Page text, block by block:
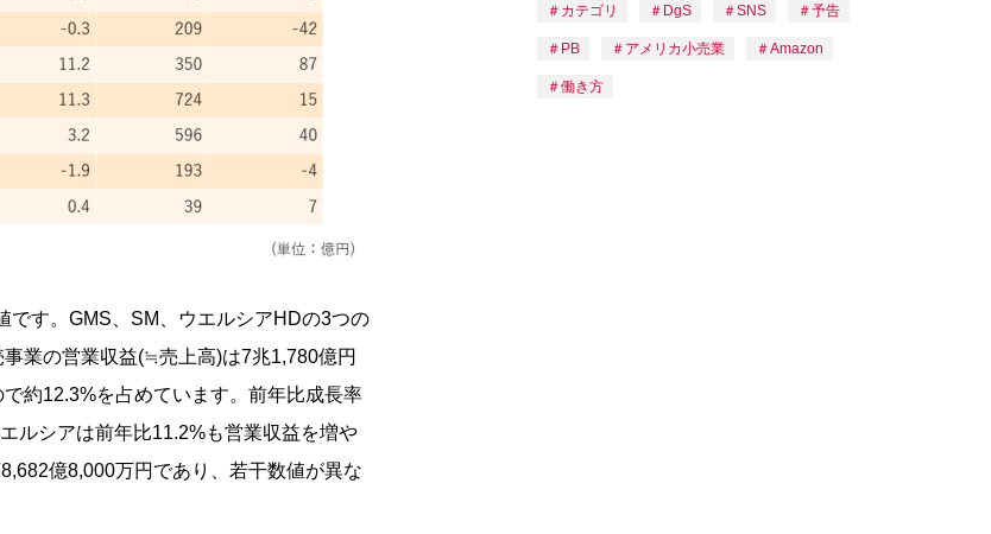
です。GMS、SM、ウエルシアHDの3つの
業の営業収益(≒売上高)は7兆1,780億円
約12.3%を占めています。前年比成長率
ルシアは前年比11.2%も営業収益を増や
億8,000万円であり、若干数値が異な
カテゴリ DgS SNS 予告
PB アメリカ小売業 Amazon
働き方